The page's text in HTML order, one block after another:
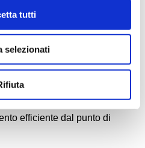
tutti
selezionati
Congelatore IQF
prodotti morbidi e
l’integrità e
efficiente dal punto di